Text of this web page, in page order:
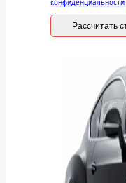
конфиденциальности
Рассчитать